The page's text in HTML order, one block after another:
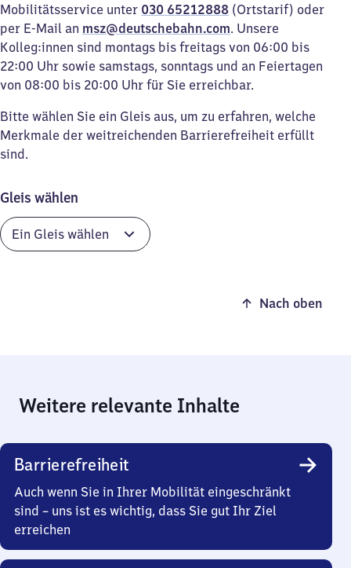
Mobilitätsservice unter 030 65212888 (Ortstarif) oder
per E-Mail an msz@deutschebahn.com. Unsere
Kolleg:innen sind montags bis freitags von 06:00 bis
22:00 Uhr sowie samstags, sonntags und an Feiertagen
von 08:00 bis 20:00 Uhr für Sie erreichbar.
Bitte wählen Sie ein Gleis aus, um zu erfahren, welche
Merkmale der weitreichenden Barrierefreiheit erfüllt
sind.
Gleis wählen
Nach oben
Weitere relevante Inhalte
Barrierefreiheit
Auch wenn Sie in Ihrer Mobilität eingeschränkt
sind – uns ist es wichtig, dass Sie gut Ihr Ziel
erreichen